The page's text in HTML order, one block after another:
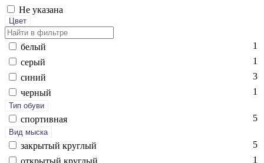
Не указана
Цвет
бе­лый
1
се­рый
1
си­ний
3
чер­ный
1
Тип обуви
спор­тивная 5
Вид мыска
зак­ры­тый круг­лый
5
отк­ры­тый круг­лый
1